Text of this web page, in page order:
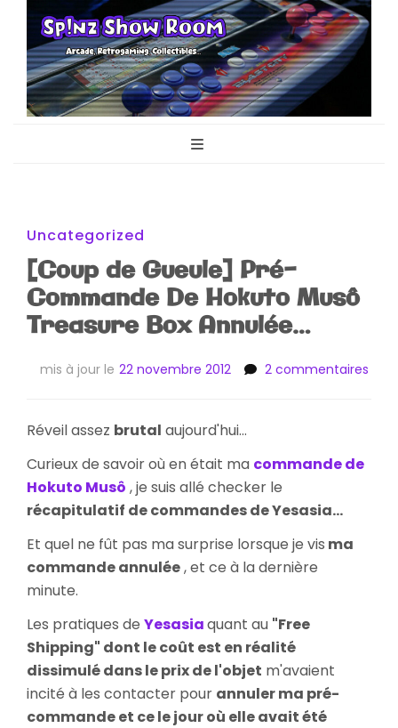
Sp!nz Show
Uncategorized
[Coup de Gueule] Pré-
Commande De Hokuto Musô
Treasure Box Annulée…
mis à jour le 22 novembre 2012 2 commentaires
Réveil assez brutal aujourd'hui...
Curieux de savoir où en était ma commande de
Hokuto Musô , je suis allé checker le
récapitulatif de commandes de Yesasia...
Et quel ne fût pas ma surprise lorsque je vis ma
commande annulée, et ce à la dernière
minute.
Les pratiques de Yesasiaquant au "Free
Shipping" dont le coût est en réalité
dissimulé dans le prix de l'objet m'avaient
incité à les contacter pour annuler ma pré-
commande et ce le jour où elle avait été